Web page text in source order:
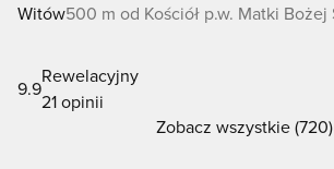
Witów500 m od Kościół p.w. Matki
9.9
Rewelacyjny
21 opinii
Zobacz wszystkie (720)